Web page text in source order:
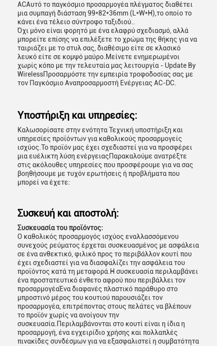
ACΑυτό το παγκόσμιο προσαρμογέα πλέγματος διαθέτει
μια συμπαγή διάσταση 99*82*36mm (L*W*H),το οποίο το
κάνει ένα τέλειο σύντροφο ταξιδιού..
Όχι μόνο είναι φορητό με ένα ελαφρύ σχεδιασμό, αλλά
μπορείτε επίσης να επιλέξετε το χρώμα της θήκης για να
ταιριάζει με το στυλ σας, διαθέσιμο είτε σε κλασικό
λευκό είτε σε κομψό μαύρο.Μείνετε ενημερωμένοι
χωρίς κόπο με την τελευταία μας λειτουργία - Update By
WirelessΠροσαρμόστε την εμπειρία τροφοδοσίας σας με
τον Παγκόσμιο Αναπροσαρμοστή Ενέργειας AC-DC.
Υποστήριξη και υπηρεσίες:
Καλωσορίσατε στην ενότητα Τεχνική υποστήριξη και
υπηρεσίες προϊόντων για καθολικούς προσαρμογείς
ισχύος.Το προϊόν μας έχει σχεδιαστεί για να προσφέρει
μια ευέλικτη λύση ενέργειαςΠαρακαλούμε ανατρέξτε
στις ακόλουθες υπηρεσίες που προσφέρουμε για να σας
βοηθήσουμε με τυχόν ερωτήσεις ή προβλήματα που
μπορεί να έχετε:
Συσκευή και αποστολή:
Συσκευασία του προϊόντος:
Ο καθολικός προσαρμογός ισχύος εναλλασσόμενου
συνεχούς ρεύματος έρχεται συσκευασμένος με ασφάλεια
σε ένα ανθεκτικό, φιλικό προς το περιβάλλον κουτί που
έχει σχεδιαστεί για να διασφαλίζει την ασφάλεια του
προϊόντος κατά τη μεταφορά.Η συσκευασία περιλαμβάνει
ένα προστατευτικό ένθετο αφρού που περιβάλλει τον
προσαρμογέαΈνα διαφανές πλαστικό παράθυρο στο
μπροστινό μέρος του κουτιού παρουσιάζει τον
προσαρμογέα, επιτρέποντας στους πελάτες να βλέπουν
το προϊόν χωρίς να ανοίγουν την
συσκευασία.Περιλαμβάνονται στο κουτί είναι η ίδια η
προσαρμογή, ένα εγχειρίδιο χρήσης και πολλαπλές
πινακίδες συνδέσμων για να εξασφαλιστεί η συμβατότητα